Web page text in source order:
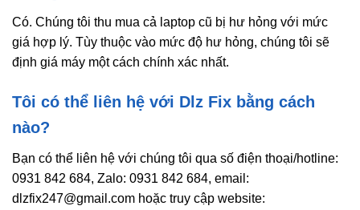
Có. Chúng tôi thu mua cả laptop cũ bị hư hỏng với mức
giá hợp lý. Tùy thuộc vào mức độ hư hỏng, chúng tôi sẽ
định giá máy một cách chính xác nhất.
Tôi có thể liên hệ với Dlz Fix bằng cách
nào?
Bạn có thể liên hệ với chúng tôi qua số điện thoại/hotline:
0931 842 684, Zalo: 0931 842 684, email:
dlzfix247@gmail.com hoặc truy cập website: